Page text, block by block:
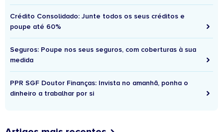
Crédito Consolidado: Junte todos os seus créditos e
poupe até 60%
Seguros: Poupe nos seus seguros, com coberturas à sua
medida
PPR SGF Doutor Finanças: Invista no amanhã, ponha o
dinheiro a trabalhar por si